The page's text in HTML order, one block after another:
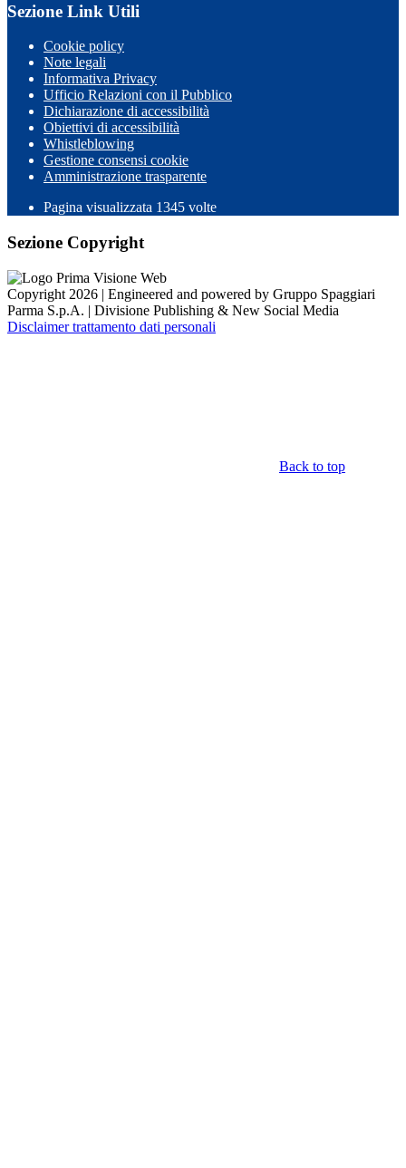
Sezione Link Utili
Cookie policy
Note legali
Informativa Privacy
Ufficio Relazioni con il Pubblico
Dichiarazione di accessibilità
Obiettivi di accessibilità
Whistleblowing
Gestione consensi cookie
Amministrazione trasparente
Pagina visualizzata 1345 volte
Sezione Copyright
Copyright 2026 | Engineered and powered by Gruppo Spaggiari
Parma S.p.A. | Divisione Publishing & New Social Media
Disclaimer trattamento dati personali
Back to top